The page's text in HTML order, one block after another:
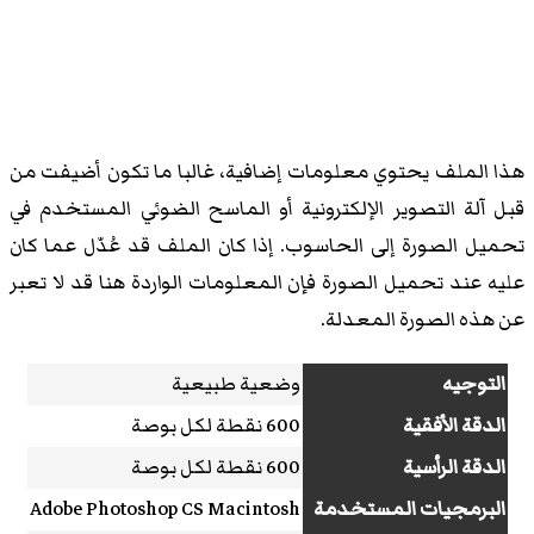
هذا الملف يحتوي معلومات إضافية، غالبا ما تكون أضيفت من
قبل آلة التصوير الإلكترونية أو الماسح الضوئي المستخدم في
تحميل الصورة إلى الحاسوب. إذا كان الملف قد عُدّل عما كان
عليه عند تحميل الصورة فإن المعلومات الواردة هنا قد لا تعبر
عن هذه الصورة المعدلة.
التوجيه
وضعية طبيعية
الدقة الأفقية
600 نقطة لكل بوصة
الدقة الرأسية
600 نقطة لكل بوصة
البرمجيات المستخدمة Adobe Photoshop CS Macintosh